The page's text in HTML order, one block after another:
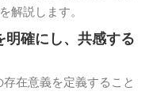
解説します。
明確にし、共感する
在意義を定義すること